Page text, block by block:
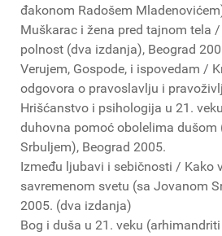
đakonom Radošem
Muškarac i žena pred tajnom tela
polnost (dva izdanja), Beograd
Verujem, Gospode, i ispovedam /
odgovora o pravoslavlju i
Hrišćanstvo i psihologija u 21.
duhovna pomoć obolelima dušom
Srbuljem), Beograd 2005.
Između ljubavi i sebičnosti / Kako
savremenom svetu (sa Jovanom
2005. (dva izdanja)
Bog i duša u 21. veku